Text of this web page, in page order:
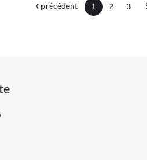
précédent 1 2 3